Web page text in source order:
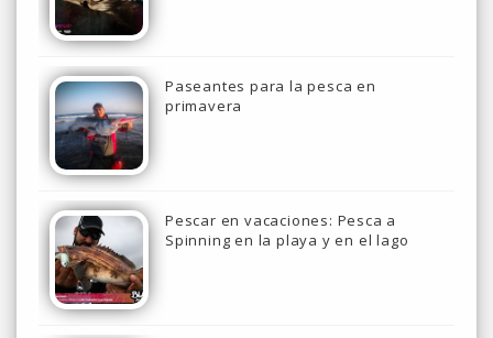
Paseantes para la pesca en
primavera
Pescar en vacaciones: Pesca a
Spinning en la playa y en el lago